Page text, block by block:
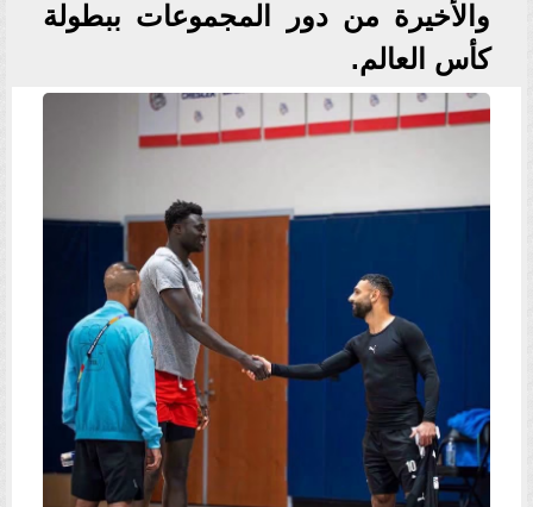
والأخيرة من دور المجموعات ببطولة
كأس العالم.